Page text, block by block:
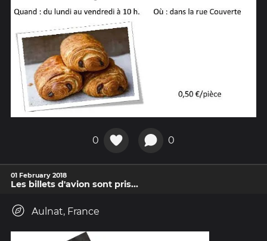
0 0
01 February 2018
Les billets d'avion sont pris...
Aulnat, France